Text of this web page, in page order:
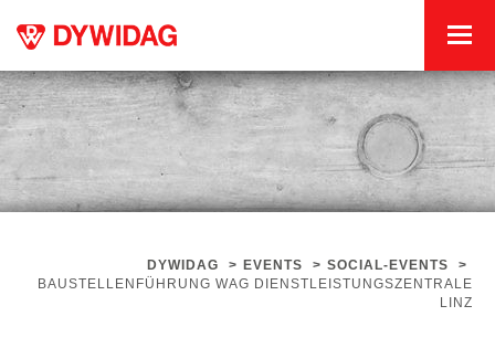
DYWIDAG > EVENTS > SOCIAL-EVENTS
>
BAUSTELLENFÜHRUNG WAG DIENSTLEISTUNGSZENTRALE
LINZ